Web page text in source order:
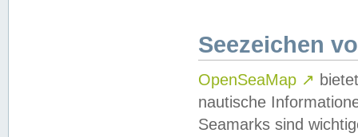
Seezeichen
OpenSeaMap ↗
nautische
Seamarks sind